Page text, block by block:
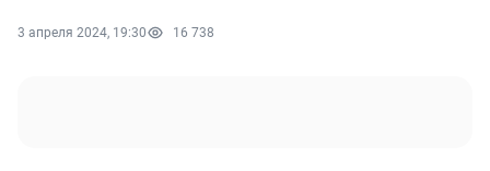
3 апреля 2024, 19:30 16 738